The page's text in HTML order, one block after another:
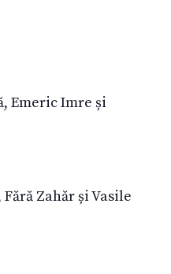
Emeric Imre și
Zahăr și Vasile